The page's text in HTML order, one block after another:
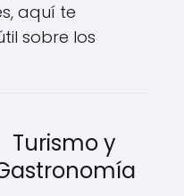
aquí te
sobre los
Turismo y